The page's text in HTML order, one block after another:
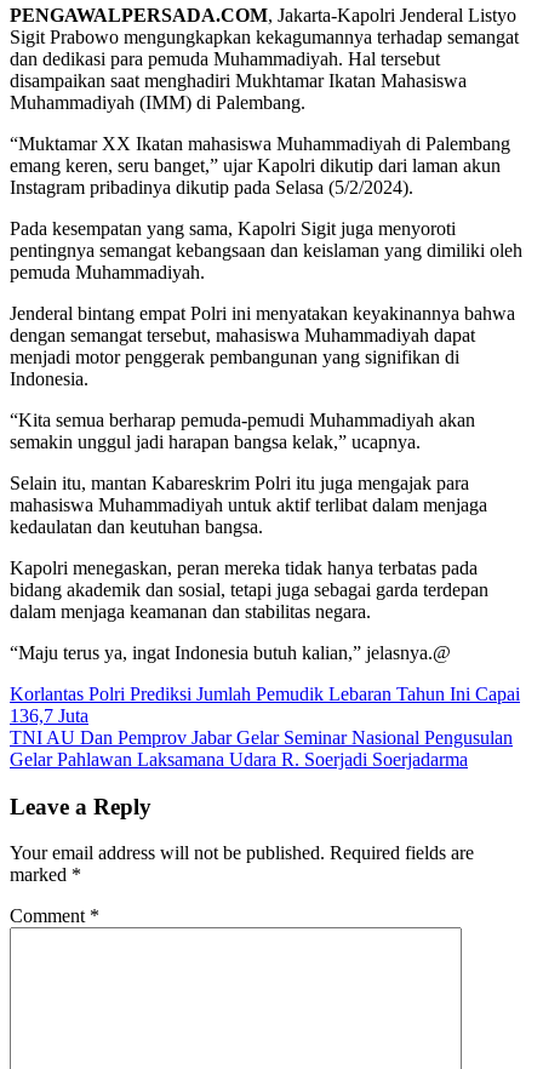
PENGAWALPERSADA.COM, Jakarta-Kapolri Jenderal Listyo
Sigit Prabowo mengungkapkan kekagumannya terhadap semangat
dan dedikasi para pemuda Muhammadiyah. Hal tersebut
disampaikan saat menghadiri Mukhtamar Ikatan Mahasiswa
Muhammadiyah (IMM) di Palembang.
“Muktamar XX Ikatan mahasiswa Muhammadiyah di Palembang
emang keren, seru banget,” ujar Kapolri dikutip dari laman akun
Instagram pribadinya dikutip pada Selasa (5/2/2024).
Pada kesempatan yang sama, Kapolri Sigit juga menyoroti
pentingnya semangat kebangsaan dan keislaman yang dimiliki oleh
pemuda Muhammadiyah.
Jenderal bintang empat Polri ini menyatakan keyakinannya bahwa
dengan semangat tersebut, mahasiswa Muhammadiyah dapat
menjadi motor penggerak pembangunan yang signifikan di
Indonesia.
“Kita semua berharap pemuda-pemudi Muhammadiyah akan
semakin unggul jadi harapan bangsa kelak,” ucapnya.
Selain itu, mantan Kabareskrim Polri itu juga mengajak para
mahasiswa Muhammadiyah untuk aktif terlibat dalam menjaga
kedaulatan dan keutuhan bangsa.
Kapolri menegaskan, peran mereka tidak hanya terbatas pada
bidang akademik dan sosial, tetapi juga sebagai garda terdepan
dalam menjaga keamanan dan stabilitas negara.
“Maju terus ya, ingat Indonesia butuh kalian,” jelasnya.@
Post
navigation
Korlantas Polri Prediksi Jumlah Pemudik Lebaran Tahun Ini Capai
136,7 Juta
TNI AU Dan Pemprov Jabar Gelar Seminar Nasional Pengusulan
Gelar Pahlawan Laksamana Udara R. Soerjadi Soerjadarma
Leave a Reply
Your email address will not be published. Required fields are
marked *
Comment *